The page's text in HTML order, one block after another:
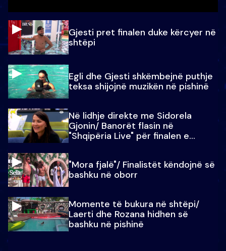
Gjesti pret finalen duke kërcyer në
shtëpi
Egli dhe Gjesti shkëmbejnë puthje
teksa shijojnë muzikën në pishinë
Në lidhje direkte me Sidorela
Gjonin/ Banorët flasin në
"Shqipëria Live" për finalen e
"Mora fjalë"/ Finalistët këndojnë së
bashku në oborr
Momente të bukura në shtëpi/
Laerti dhe Rozana hidhen së
bashku në pishinë